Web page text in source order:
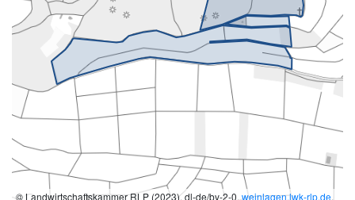
© Landwirtschaftskammer RLP (2023), dl-de/by-2-0,weinlagen.lwk-rlp.de,